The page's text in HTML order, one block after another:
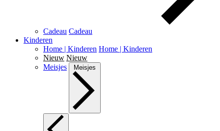
Cadeau Cadeau
Kinderen
Home | Kinderen Home | Kinderen
Nieuw Nieuw
Meisjes
Meisjes